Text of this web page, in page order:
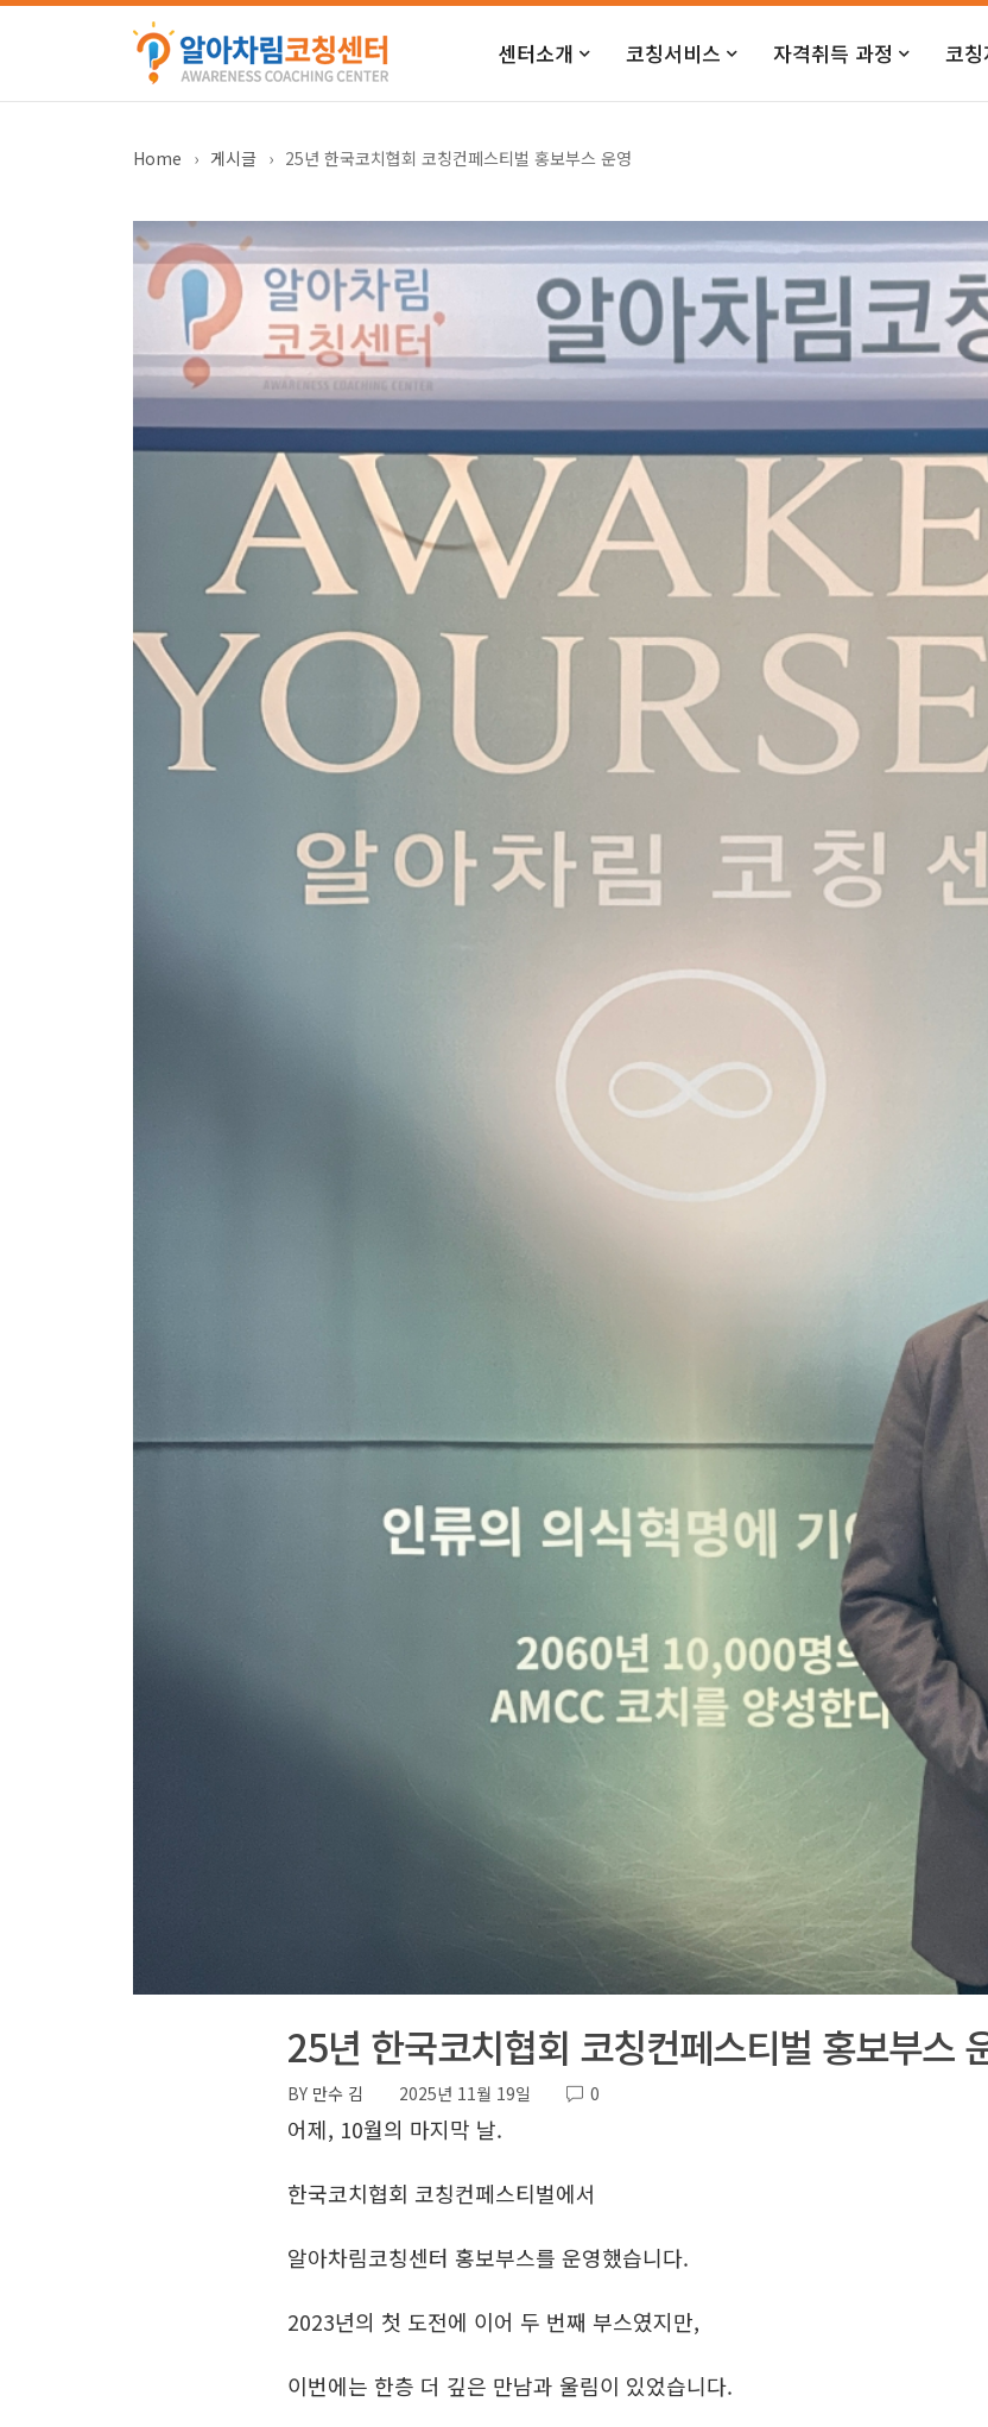
센터소개 코칭서비스 자격취득 과정 코칭
Home › 게시글 › 25년 한국코치협회 코칭컨페스티벌 홍보부스 운영
25년 한국코치협회 코칭컨페스티벌 홍보부스
BY 만수 김 2025년 11월 19일 0
어제, 10월의 마지막 날.
한국코치협회 코칭컨페스티벌에서
알아차림코칭센터 홍보부스를 운영했습니다.
2023년의 첫 도전에 이어 두 번째 부스였지만,
이번에는 한층 더 깊은 만남과 울림이 있었습니다.